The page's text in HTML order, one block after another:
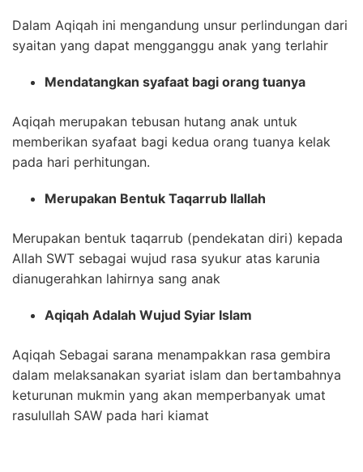
Dalam Aqiqah ini mengandung unsur perlindungan dari
syaitan yang dapat mengganggu anak yang terlahir
Mendatangkan syafaat bagi orang tuanya
Aqiqah merupakan tebusan hutang anak untuk
memberikan syafaat bagi kedua orang tuanya kelak
pada hari perhitungan.
Merupakan Bentuk Taqarrub Ilallah
Merupakan bentuk taqarrub (pendekatan diri) kepada
Allah SWT sebagai wujud rasa syukur atas karunia
dianugerahkan lahirnya sang anak
Aqiqah Adalah Wujud Syiar Islam
Aqiqah Sebagai sarana menampakkan rasa gembira
dalam melaksanakan syariat islam dan bertambahnya
keturunan mukmin yang akan memperbanyak umat
rasulullah SAW pada hari kiamat